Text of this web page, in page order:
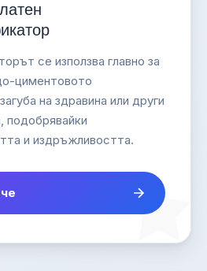
се използва главно за
циментовото
на здравина или други
подобрявайки
и издръжливостта.